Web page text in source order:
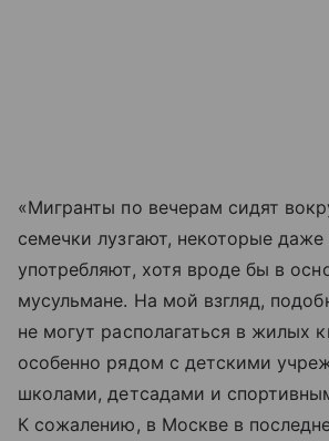
«Мигранты по вечерам сидят
семечки лузгают, некоторые даже
употребляют, хотя вроде бы в
мусульмане. На мой взгляд,
не могут располагаться в жилых
особенно рядом с детскими
школами, детсадами и
К сожалению, в Москве в